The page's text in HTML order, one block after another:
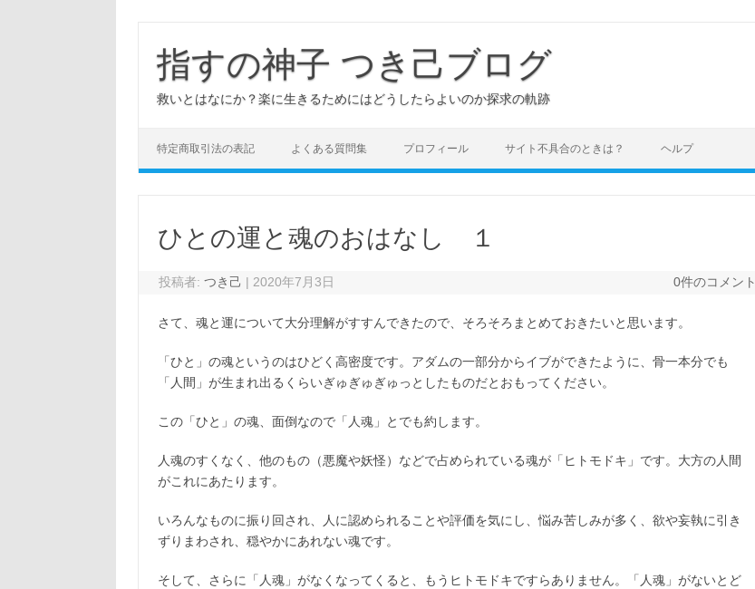
指すの神子 つき己ブログ
救いとはなにか？楽に生きるためにはどうしたらよいのか探求の軌跡
特定商取引法の表記 よくある質問集 プロフィール サイト不具合のときは？ ヘルプ
ひとの運と魂のおはなし １
投稿者:つき己 | 2020年7月3日 0件のコメント
さて、魂と運について大分理解がすすんできたので、そろそろまとめておきたいと思います。
「ひと」の魂というのはひどく高密度です。アダムの一部分からイブができたように、骨一本分でも
「人間」が生まれ出るくらいぎゅぎゅぎゅっとしたものだとおもってください。
この「ひと」の魂、面倒なので「人魂」とでも約します。
人魂のすくなく、他のもの（悪魔や妖怪）などで占められている魂が「ヒトモドキ」です。大方の人間
がこれにあたります。
いろんなものに振り回され、人に認められることや評価を気にし、悩み苦しみが多く、欲や妄執に引き
ずりまわされ、穏やかにあれない魂です。
そして、さらに「人魂」がなくなってくると、もうヒトモドキですらありません。「人魂」がないとど